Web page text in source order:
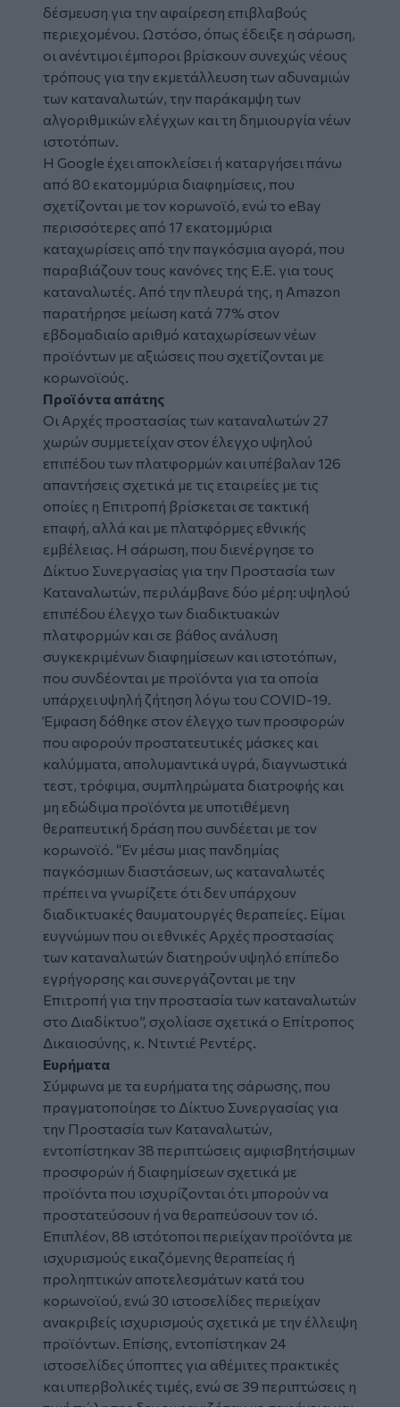
δέσμευση για την αφαίρεση επιβλαβούς
περιεχομένου. Ωστόσο, όπως έδειξε η σάρωση,
οι ανέντιμοι έμποροι βρίσκουν συνεχώς νέους
τρόπους για την εκμετάλλευση των αδυναμιών
των καταναλωτών, την παράκαμψη των
αλγοριθμικών ελέγχων και τη δημιουργία νέων
ιστοτόπων.
Η Google έχει αποκλείσει ή καταργήσει πάνω
από 80 εκατομμύρια διαφημίσεις, που
σχετίζονται με τον κορωνοϊό, ενώ το eBay
περισσότερες από 17 εκατομμύρια
καταχωρίσεις από την παγκόσμια αγορά, που
παραβιάζουν τους κανόνες της Ε.Ε. για τους
καταναλωτές. Από την πλευρά της, η Amazon
παρατήρησε μείωση κατά 77% στον
εβδομαδιαίο αριθμό καταχωρίσεων νέων
προϊόντων με αξιώσεις που σχετίζονται με
κορωνοϊούς.
Προϊόντα απάτης
Οι Αρχές προστασίας των καταναλωτών 27
χωρών συμμετείχαν στον έλεγχο υψηλού
επιπέδου των πλατφορμών και υπέβαλαν 126
απαντήσεις σχετικά με τις εταιρείες με τις
οποίες η Επιτροπή βρίσκεται σε τακτική
επαφή, αλλά και με πλατφόρμες εθνικής
εμβέλειας. Η σάρωση, που διενέργησε το
Δίκτυο Συνεργασίας για την Προστασία των
Καταναλωτών, περιλάμβανε δύο μέρη: υψηλού
επιπέδου έλεγχο των διαδικτυακών
πλατφορμών και σε βάθος ανάλυση
συγκεκριμένων διαφημίσεων και ιστοτόπων,
που συνδέονται με προϊόντα για τα οποία
υπάρχει υψηλή ζήτηση λόγω του COVID-19.
Έμφαση δόθηκε στον έλεγχο των προσφορών
που αφορούν προστατευτικές μάσκες και
καλύμματα, απολυμαντικά υγρά, διαγνωστικά
τεστ, τρόφιμα, συμπληρώματα διατροφής και
μη εδώδιμα προϊόντα με υποτιθέμενη
θεραπευτική δράση που συνδέεται με τον
κορωνοϊό. “Εν μέσω μιας πανδημίας
παγκόσμιων διαστάσεων, ως καταναλωτές
πρέπει να γνωρίζετε ότι δεν υπάρχουν
διαδικτυακές θαυματουργές θεραπείες. Είμαι
ευγνώμων που οι εθνικές Αρχές προστασίας
των καταναλωτών διατηρούν υψηλό επίπεδο
εγρήγορσης και συνεργάζονται με την
Επιτροπή για την προστασία των καταναλωτών
στο Διαδίκτυο”, σχολίασε σχετικά ο Επίτροπος
Δικαιοσύνης, κ. Ντιντιέ Ρεντέρς.
Ευρήματα
Σύμφωνα με τα ευρήματα της σάρωσης, που
πραγματοποίησε το Δίκτυο Συνεργασίας για
την Προστασία των Καταναλωτών,
εντοπίστηκαν 38 περιπτώσεις αμφισβητήσιμων
προσφορών ή διαφημίσεων σχετικά με
προϊόντα που ισχυρίζονται ότι μπορούν να
προστατεύσουν ή να θεραπεύσουν τον ιό.
Επιπλέον, 88 ιστότοποι περιείχαν προϊόντα με
ισχυρισμούς εικαζόμενης θεραπείας ή
προληπτικών αποτελεσμάτων κατά του
κορωνοϊού, ενώ 30 ιστοσελίδες περιείχαν
ανακριβείς ισχυρισμούς σχετικά με την έλλειψη
προϊόντων. Επίσης, εντοπίστηκαν 24
ιστοσελίδες ύποπτες για αθέμιτες πρακτικές
και υπερβολικές τιμές, ενώ σε 39 περιπτώσεις η